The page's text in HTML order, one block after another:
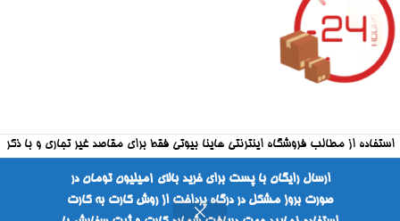
ارسال رایگان با پست برای خرید بالای ۱میلیون تومان در
صورت بروز مشکل در درگاه پرداخت از روش کارت به کارت
استفاده از مطالب فروشگاه اینترنتی هاینا بیوتی فقط برای مقاصد غیر تجاری و با ذکر
طراحی شده توسط شرکت فراکارانت